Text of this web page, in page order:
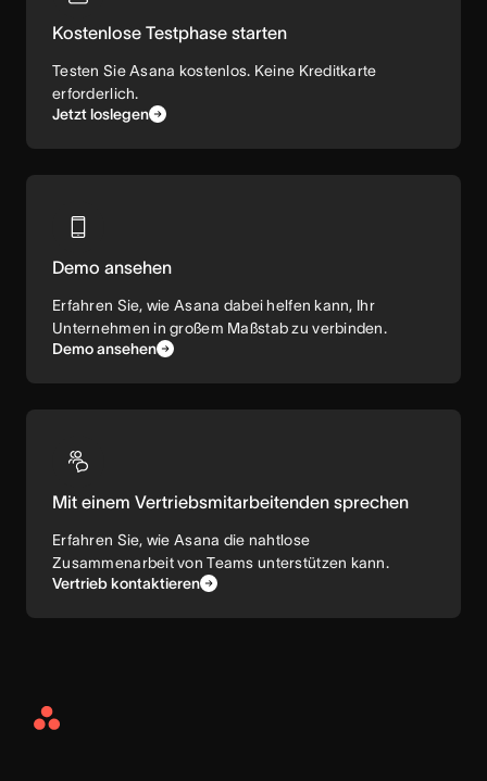
Kostenlose Testphase starten
Testen Sie Asana kostenlos. Keine Kreditkarte
erforderlich.
Jetzt loslegen
Demo ansehen
Erfahren Sie, wie Asana dabei helfen kann, Ihr
Unternehmen in großem Maßstab zu verbinden.
Demo ansehen
Mit einem Vertriebsmitarbeitenden sprechen
Erfahren Sie, wie Asana die nahtlose
Zusammenarbeit von Teams unterstützen kann.
Vertrieb kontaktieren
Asana